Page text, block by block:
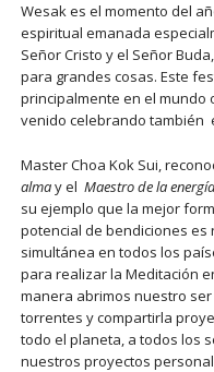
Wesak es el momento del
espiritual emanada
Señor Cristo y el Señor
para grandes cosas. Este
principalmente en el mundo
venido celebrando también
Master Choa Kok Sui,
almay el Maestro de la
su ejemplo que la mejor
potencial de bendiciones
simultánea en todos los
para realizar la Meditación
manera abrimos nuestro
torrentes y compartirla
todo el planeta, a todos los
nuestros proyectos